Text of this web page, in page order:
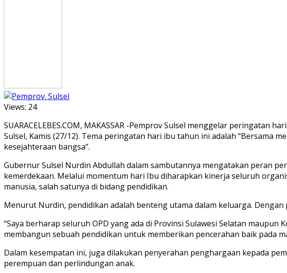
Views: 24
SUARACELEBES.COM, MAKASSAR -Pemprov Sulsel menggelar
Sulsel, Kamis (27/12). Tema peringatan hari ibu tahun ini adalah “Bersama
kesejahteraan bangsa”.
Gubernur Sulsel Nurdin Abdullah dalam sambutannya mengatakan peran
kemerdekaan. Melalui momentum hari Ibu diharapkan kinerja seluruh
manusia, salah satunya di bidang pendidikan.
Menurut Nurdin, pendidikan adalah benteng utama dalam keluarga.
“Saya berharap seluruh OPD yang ada di Provinsi Sulawesi Selatan
membangun sebuah pendidikan untuk memberikan pencerahan baik pada
Dalam kesempatan ini, juga dilakukan penyerahan penghargaan kepada
perempuan dan perlindungan anak.